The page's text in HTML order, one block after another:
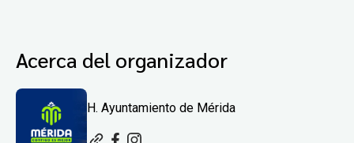
Acerca del organizador
H. Ayuntamiento de Mérida